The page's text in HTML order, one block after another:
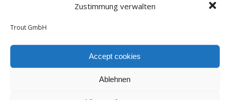
Zustimmung verwalten
Trout GmbH
Accept cookies
Ablehnen